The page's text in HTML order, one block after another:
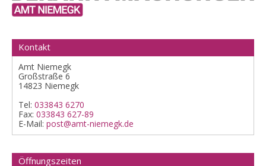
Kontakt
Amt Niemegk
Großstraße 6
14823 Niemegk
Tel: 033843 6270
Fax: 033843 627-89
E-Mail: post@amt-niemegk.de
Öffnungszeiten